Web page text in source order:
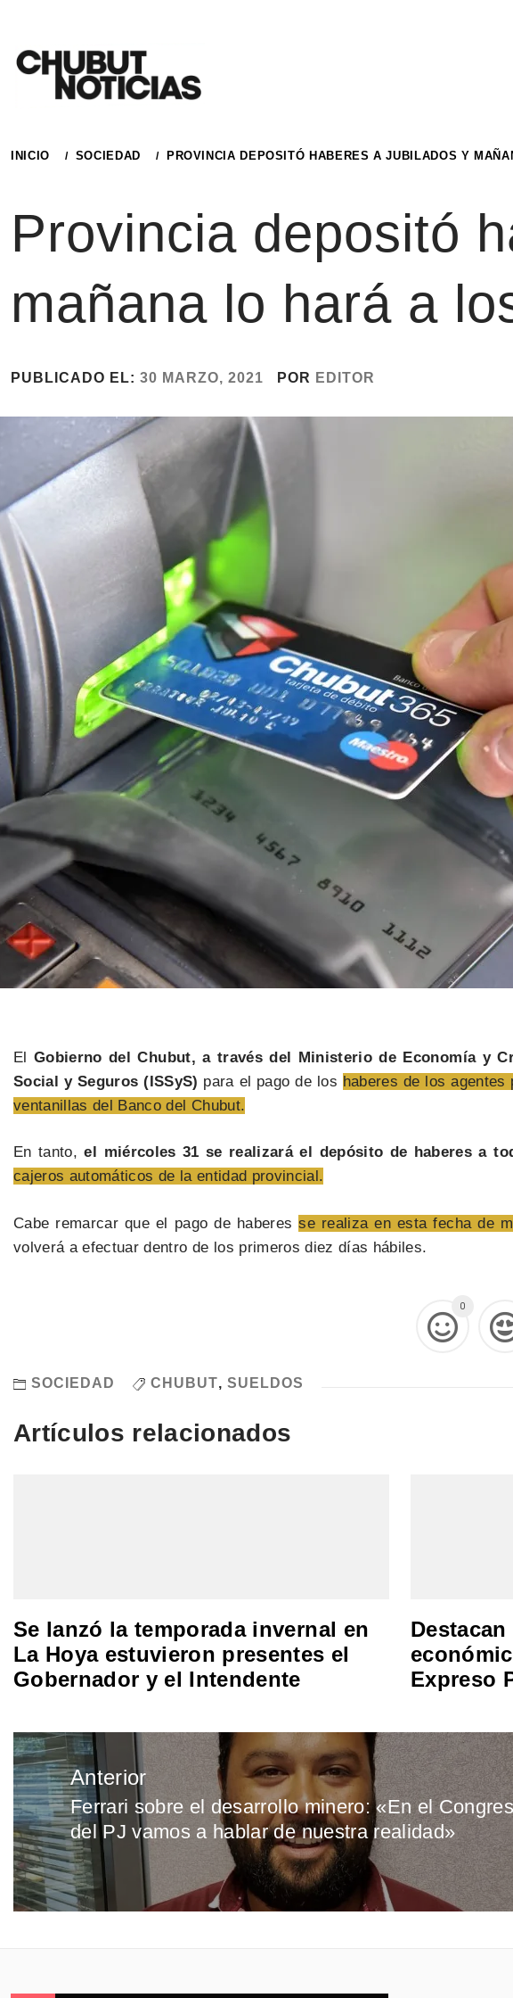
contenido
INICIO SOCIEDAD PROVINCIA DEPOSITÓ HABERES A JUBILADOS Y
Provincia depositó
mañana lo hará a
PUBLICADO EL: 30 MARZO, 2021 POR EDITOR
ElGobierno del Chubut, a través del Ministerio de Economía y
Social y Seguros (ISSyS) para el pago de los haberes de los
ventanillas del Banco del Chubut.
En tanto,el miércoles 31 se realizará el depósito de haberes a
cajeros automáticos de la entidad provincial.
Cabe remarcar que el pago de haberesse realiza en esta fecha de
volverá a efectuar dentro de los primeros diez días hábiles.
0
SOCIEDAD CHUBUT, SUELDOS
Artículos relacionados
Se lanzó la temporada invernal en
La Hoya estuvieron presentes el
Gobernador y el Intendente
Expreso
Navegación
de
entradas
Anterior
Entrada
anterior:
Ferrari sobre el desarrollo minero: «En el
del PJ vamos a hablar de nuestra realidad»